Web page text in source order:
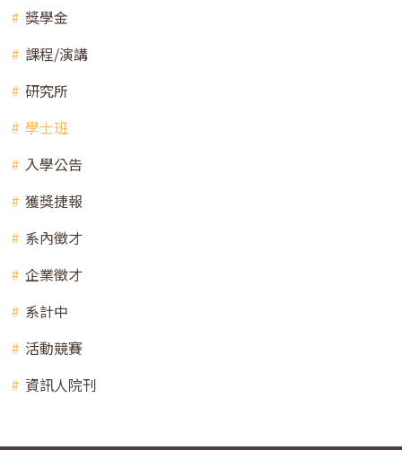
獎學金
課程/演講
研究所
學士班
入學公告
獲獎捷報
系內徵才
企業徵才
系計中
活動競賽
資訊人院刊